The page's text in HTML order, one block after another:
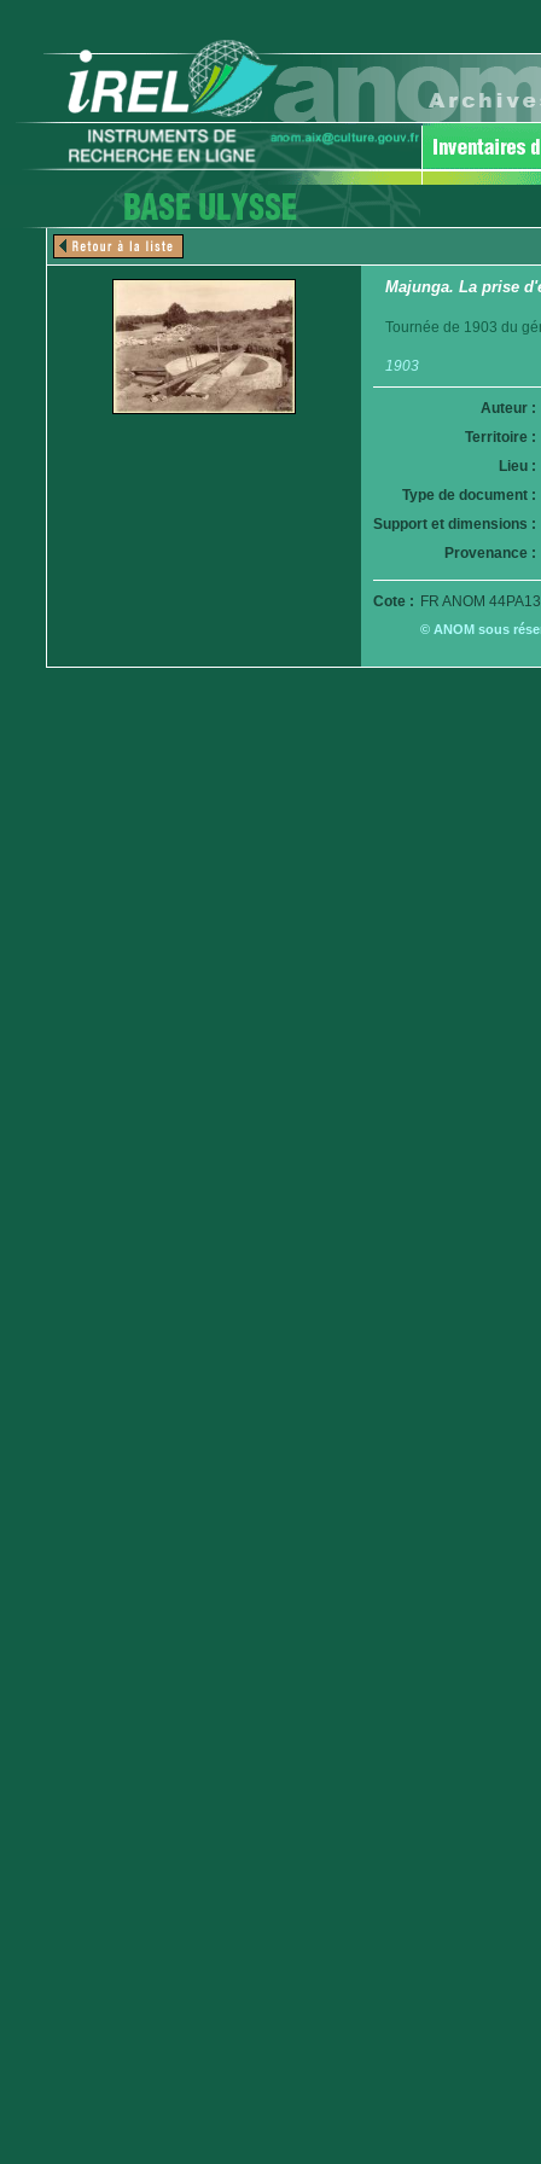
Majunga. La prise
Tournée de 1903 du
1903
Auteur :
Territoire :
Lieu :
Type de document :
Support et dimensions :
Provenance :
Cote : FR ANOM
© ANOM sous